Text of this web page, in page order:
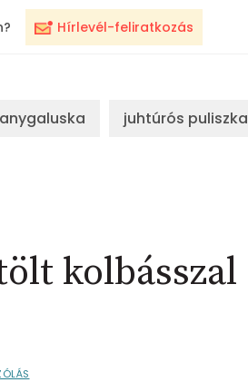
Hírlevél-feliratkozás
juhtúrós puliszka
kolbásszal